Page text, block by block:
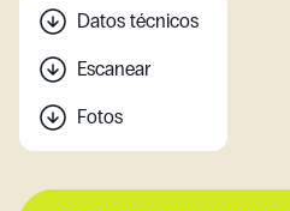
Datos técnicos
Escanear
Fotos